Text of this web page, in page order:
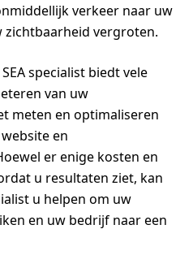
verkeer naar uw
zichtbaarheid vergroten.
specialist biedt vele
van uw
meten en optimaliseren
en
er enige kosten en
u resultaten ziet, kan
u helpen om uw
en uw bedrijf naar een